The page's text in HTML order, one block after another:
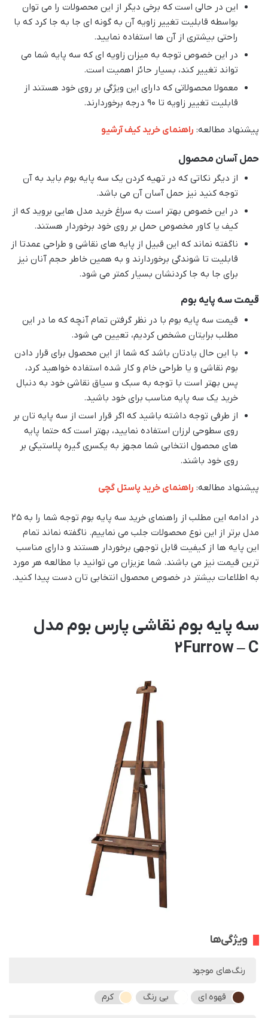
این در حالی است که برخی دیگر از این محصولات را می توان
بواسطه قابلیت تغییر زاویه آن به گونه ای جا به جا کرد که با
راحتی بیشتری از آن ها استفاده نمایید.
در این خصوص توجه به میزان زاویه ای که سه پایه شما می
تواند تغییر کند، بسیار حائز اهمیت است.
معمولا محصولاتی که دارای این ویژگی بر روی خود هستند از
قابلیت تغییر زاویه تا 90 درجه برخوردارند.
پیشنهاد مطالعه: راهنمای خرید کیف آرشیو
حمل آسان محصول
از دیگر نکاتی که در تهیه کردن یک سه پایه بوم باید به آن
توجه کنید نیز حمل آسان آن می باشد.
در این خصوص بهتر است به سراغ خرید مدل هایی بروید که از
کیف یا کاور مخصوص حمل بر روی خود برخوردار هستند.
ناگفته نماند که این قبیل از پایه های نقاشی و طراحی عمدتا از
قابلیت تا شوندگی برخوردارند و به همین خاطر حجم آنان نیز
برای جا به جا کردنشان بسیار کمتر می شود.
قیمت سه پایه بوم
قیمت سه پایه بوم با در نظر گرفتن تمام آنچه که ما در این
مطلب برایتان مشخص کردیم، تعیین می شود.
با این حال یادتان باشد که شما از این محصول برای قرار دادن
بوم نقاشی و یا طراحی خام و کار شده استفاده خواهید کرد،
پس بهتر است با توجه به سبک و سیاق نقاشی خود به دنبال
خرید یک سه پایه مناسب برای خود باشید.
از طرفی توجه داشته باشید که اگر قرار است از سه پایه تان بر
روی سطوحی لرزان استفاده نمایید، بهتر است که حتما پایه
های محصول انتخابی شما مجهز به یکسری گیره پلاستیکی بر
روی خود باشند.
پیشنهاد مطالعه: راهنمای خرید پاستل گچی
در ادامه این مطلب از راهنمای خرید سه پایه بوم توجه شما را به ۲۵
مدل برتر از این نوع محصولات جلب می نماییم. ناگفته نماند تمام
این پایه ها از کیفیت قابل توجهی برخوردار هستند و دارای مناسب
ترین قیمت نیز می باشند. شما عزیزان می توانید با مطالعه هر مورد
به اطلاعات بیشتر در خصوص محصول انتخابی تان دست پیدا کنید.
سه پایه بوم نقاشی پارس بوم مدل
2Furrow – C
ویژگی‌ها
رنگ‌های موجود
قهوه ای بی رنگ کرم